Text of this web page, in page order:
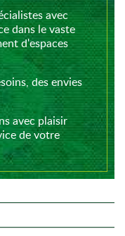
avec
dans le vaste
d'espaces
des envies
avec plaisir
de votre